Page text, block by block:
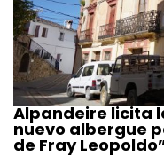
Alpandeire licita
nuevo albergue
de Fray